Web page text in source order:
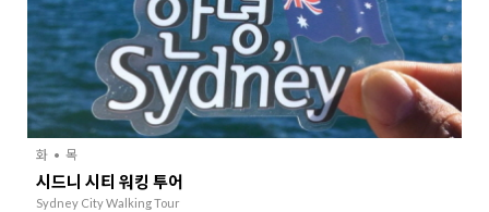
화 목
시드니 시티 워킹 투어
Sydney City Walking Tour